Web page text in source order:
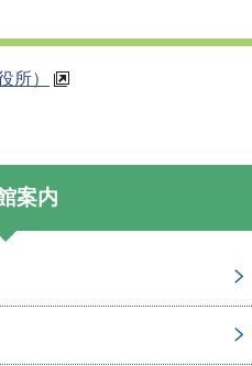
所）
案内